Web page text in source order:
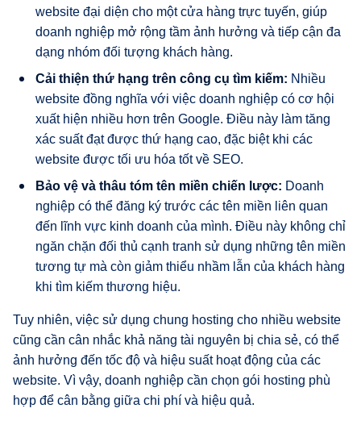
website đại diện cho một cửa hàng trực tuyến, giúp
doanh nghiệp mở rộng tầm ảnh hưởng và tiếp cận đa
dạng nhóm đối tượng khách hàng.
Cải thiện thứ hạng trên công cụ tìm kiếm: Nhiều
website đồng nghĩa với việc doanh nghiệp có cơ hội
xuất hiện nhiều hơn trên Google. Điều này làm tăng
xác suất đạt được thứ hạng cao, đặc biệt khi các
website được tối ưu hóa tốt về SEO.
Bảo vệ và thâu tóm tên miền chiến lược: Doanh
nghiệp có thể đăng ký trước các tên miền liên quan
đến lĩnh vực kinh doanh của mình. Điều này không chỉ
ngăn chặn đối thủ cạnh tranh sử dụng những tên miền
tương tự mà còn giảm thiểu nhầm lẫn của khách hàng
khi tìm kiếm thương hiệu.
Tuy nhiên, việc sử dụng chung hosting cho nhiều website
cũng cần cân nhắc khả năng tài nguyên bị chia sẻ, có thể
ảnh hưởng đến tốc độ và hiệu suất hoạt động của các
website. Vì vậy, doanh nghiệp cần chọn gói hosting phù
hợp để cân bằng giữa chi phí và hiệu quả.